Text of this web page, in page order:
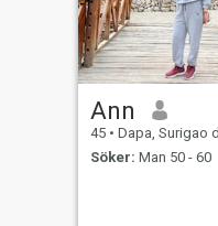
Ann
45 • Dapa, Surigao del Norte,
Söker: Man 50 - 60